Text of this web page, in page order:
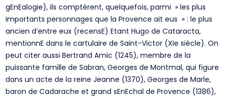
gEnEalogie), ils comptèrent, quelquefois, parmi » les plus
importants personnages que la Provence ait eus » : le plus
ancien d’entre eux (recensE) Etant Hugo de Cataracta,
mentionnE dans le cartulaire de Saint-Victor (XIe siècle). On
peut citer aussi Bertrand Amic (1245), membre de la
puissante famille de Sabran, Georges de Montmal, qui figure
dans un acte de la reine Jeanne (1370), Georges de Marle,
baron de Cadarache et grand sEnEchal de Provence (1386),